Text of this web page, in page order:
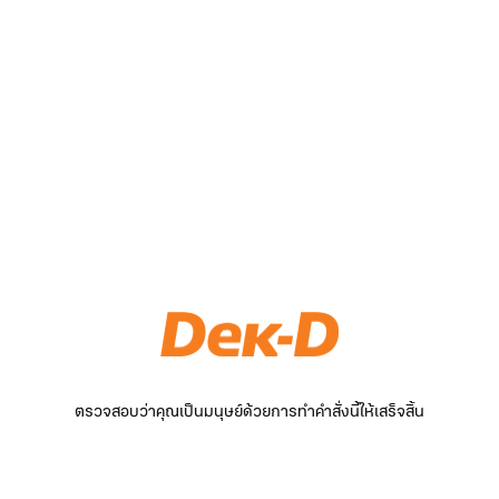
ตรวจสอบว่าคุณเป็นมนุษย์ด้วยการทำคำสั่งนี้ให้เสร็จสิ้น